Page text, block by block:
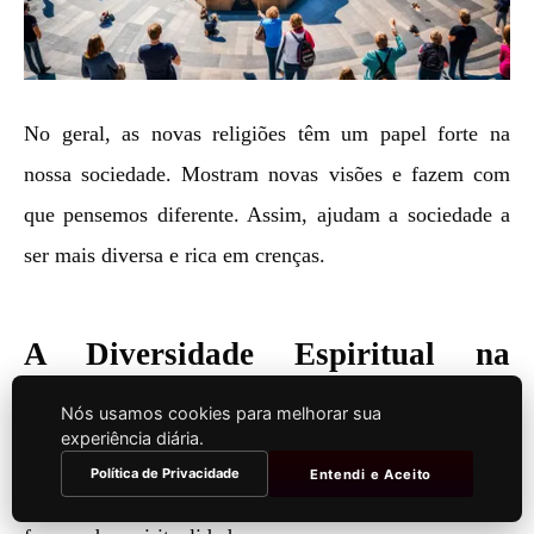
No geral, as novas religiões têm um papel forte na
nossa sociedade. Mostram novas visões e fazem com
que pensemos diferente. Assim, ajudam a sociedade a
ser mais diversa e rica em crenças.
A Diversidade Espiritual na
A sociedade de hoje tem muitas crenças diferentes. Não
são só as religiões tradicionais. Encontramos várias
Nós usamos cookies para melhorar sua
experiência diária.
Política de Privacidade Entendi e Aceito